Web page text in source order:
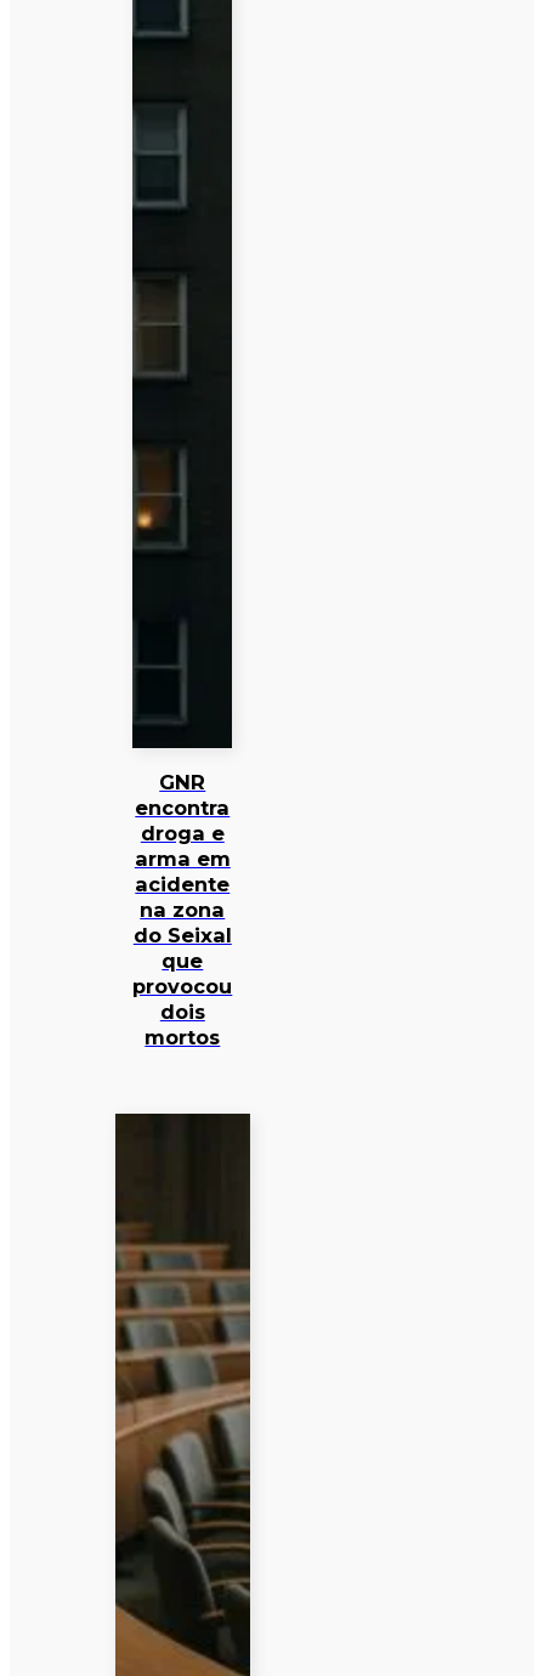
GNR
encontra
droga e
arma em
acidente
na zona
do Seixal
que
provocou
dois
mortos